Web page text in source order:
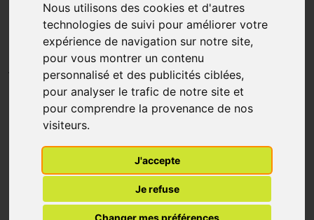
Nous utilisons des cookies et d'autres
technologies de suivi pour améliorer votre
expérience de navigation sur notre site,
pour vous montrer un contenu
personnalisé et des publicités ciblées,
pour analyser le trafic de notre site et
pour comprendre la provenance de nos
visiteurs.
J'accepte
Je refuse
Beaphar Intesto Pro Pate Chien
>15kg 2x20ml
BEAPHAR